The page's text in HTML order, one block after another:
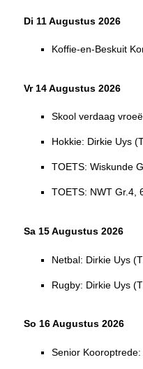
Di 11 Augustus 2026
Koffie-en-Beskuit
Vr 14 Augustus 2026
Skool verdaag
Hokkie: Dirkie Uys
TOETS: Wiskunde
TOETS: NWT Gr.4,
Sa 15 Augustus 2026
Netbal: Dirkie Uys
Rugby: Dirkie Uys
So 16 Augustus 2026
Senior